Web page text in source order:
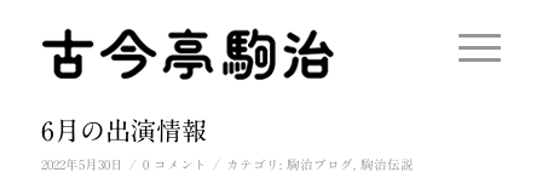
6月の出演情報
2022年5月30日 / 0 コメント / カテゴリ: 駒治ブログ 駒治伝説